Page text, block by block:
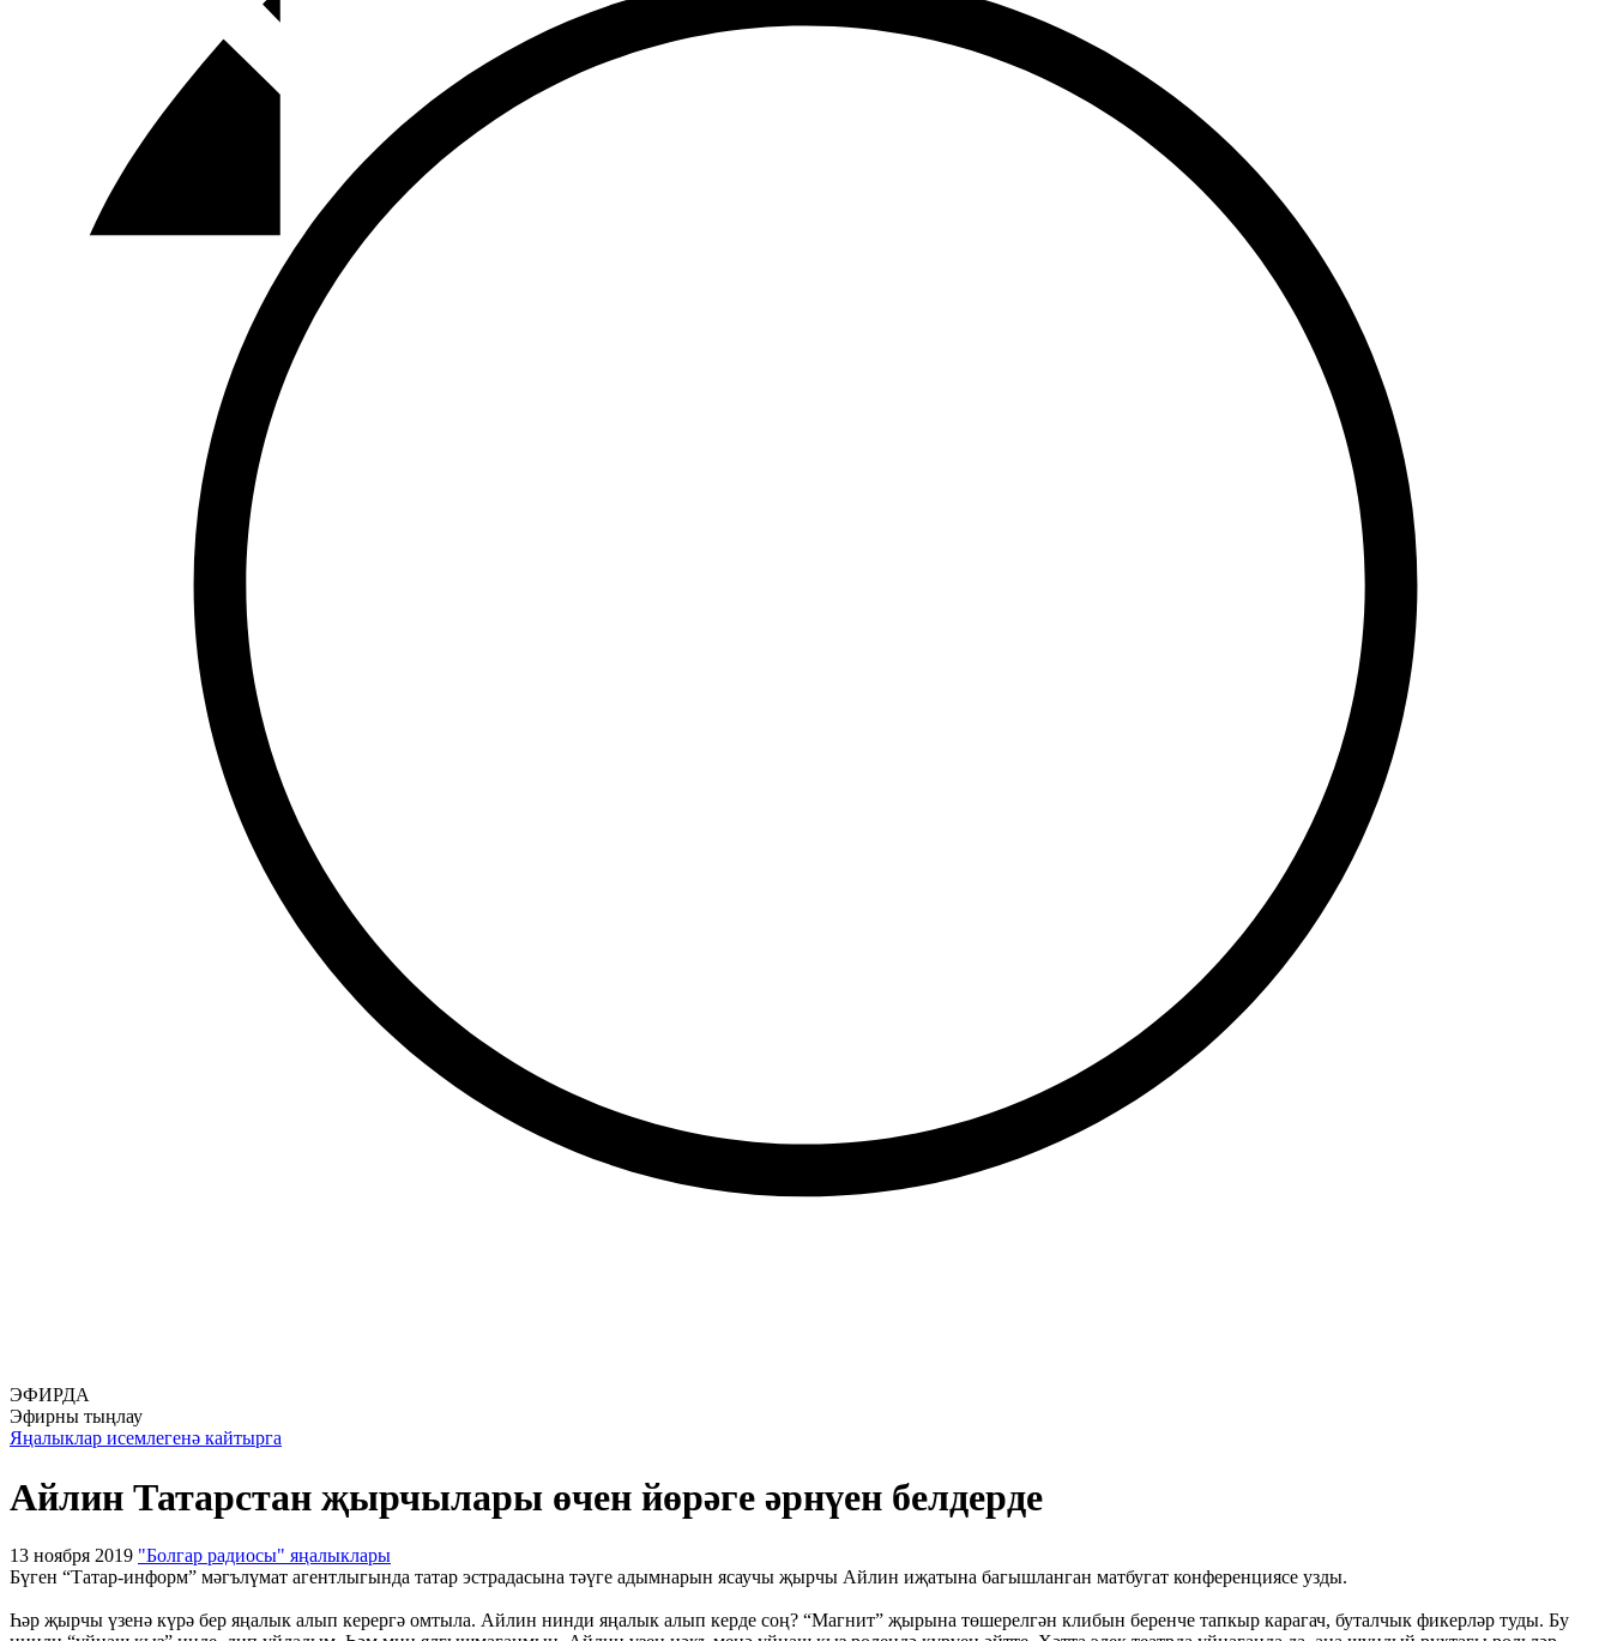
ЭФИРДА
Эфирны тыңлау
Яңалыклар исемлегенә кайтырга
Айлин Татарстан җырчылары өчен йөрәге әрнүен белдерде
13 ноября 2019 "Болгар радиосы" яңалыклары
Бүген “Татар-информ” мәгълүмат агентлыгында татар эстрадасына тәүге адымнарын ясаучы җырчы Айлин иҗатына багышланган матбугат конференциясе узды.
Һәр җырчы үзенә күрә бер яңалык алып керергә омтыла. Айлин нинди яңалык алып керде соң? “Магнит” җырына төшерелгән клибын беренче тапкыр карагач, буталчык фикерләр туды. Бу